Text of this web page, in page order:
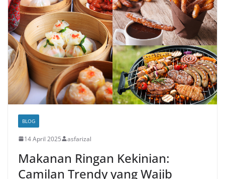
BLOG
14 April 2025 asfarizal
Makanan Ringan Kekinian:
Camilan Trendy yang Wajib